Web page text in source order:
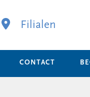
Filialen
CONTACT